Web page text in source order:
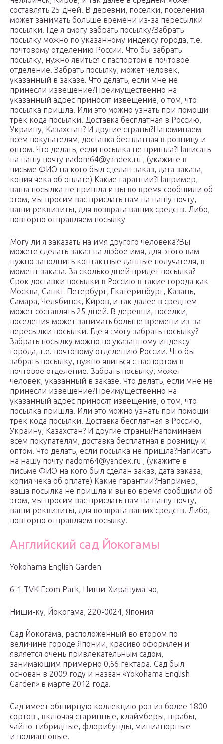
составлять 25 дней. В деревни, поселки, поселения
может занимать больше времени из-за пересылки
посылки. Где я смогу забрать посылку?Забрать
посылку можно по указанному индексу города, т.е.
почтовому отделению России. Что бы забрать
посылку, нужно явиться с паспортом в почтовое
отделение. Забрать посылку, может человек,
указанный в заказе. Что делать, если мне не
принесли извещение?Преимущественно на
указанный адрес приносят извещение, о том, что
посылка пришла. Или это можно узнать при помощи
трек кода посылки. Доставка бесплатная в Россию,
Украину, Казахстан? И другие страны?Напоминаем
всем покупателям, доставка бесплатная в розницу и
оптом. Что делать, если посылка не пришла?Написать
на нашу почту nadom64@yandex.ru , (укажите в
письме ФИО на кого был сделан заказ, дата заказа,
копия чека об оплате) Какие гарантии?Например,
ваша посылка не пришла и вы во время сообщили об
этом, мы просим вас прислать нам на нашу почту,
ваши реквизиты, для возврата ваших средств. Либо,
повторно отправляем посылку
Могу ли я заказать на имя другого человека?Вы
можете сделать заказ на любое имя, для этого вам
нужно заполнить контактные данные получателя, в
момент заказа. За сколько дней придет посылка?
Срок доставки посылки в Россию в такие города как
Москва, Санкт-Петербург, Екатеринбург, Казань,
Самара, Челябинск, Киров, и так далее в среднем
может составлять 25 дней. В деревни, поселки,
поселения может занимать больше времени из-за
пересылки посылки. Где я смогу забрать посылку?
Забрать посылку можно по указанному индексу
города, т.е. почтовому отделению России. Что бы
забрать посылку, нужно явиться с паспортом в
почтовое отделение. Забрать посылку, может
человек, указанный в заказе. Что делать, если мне не
принесли извещение?Преимущественно на
указанный адрес приносят извещение, о том, что
посылка пришла. Или это можно узнать при помощи
трек кода посылки. Доставка бесплатная в Россию,
Украину, Казахстан? И другие страны?Напоминаем
всем покупателям, доставка бесплатная в розницу и
оптом. Что делать, если посылка не пришла?Написать
на нашу почту nadom64@yandex.ru , (укажите в
письме ФИО на кого был сделан заказ, дата заказа,
копия чека об оплате) Какие гарантии?Например,
ваша посылка не пришла и вы во время сообщили об
этом, мы просим вас прислать нам на нашу почту,
ваши реквизиты, для возврата ваших средств. Либо,
повторно отправляем посылку.
Английский сад Йокогамы
Yokohama English Garden
6-1 TVK Ecom Park, Ниши-Хиранума-чо,
Ниши-ку, Йокогама, 220-0024, Япония
Cад Йокогама, расположенный во втором по
величине городе Японии, красиво оформлен и
является очень привлекательным садом,
занимающим примерно 0,66 гектара. Сад был
основан в 2009 году и назван «Yokohama English
Garden» в марте 2012 года.
Сад имеет обширную коллекцию роз из более 1800
сортов , включая старинные, клаймберы, шрабы,
чайно-гибридные, флорибунды, миниатюрные
и полиантовые.